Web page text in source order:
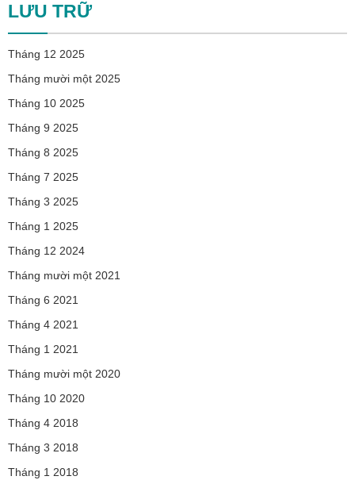
LƯU TRỮ
Tháng 12 2025
Tháng mười một 2025
Tháng 10 2025
Tháng 9 2025
Tháng 8 2025
Tháng 7 2025
Tháng 3 2025
Tháng 1 2025
Tháng 12 2024
Tháng mười một 2021
Tháng 6 2021
Tháng 4 2021
Tháng 1 2021
Tháng mười một 2020
Tháng 10 2020
Tháng 4 2018
Tháng 3 2018
Tháng 1 2018